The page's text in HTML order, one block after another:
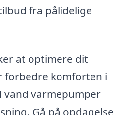
fra pålidelige
at optimere dit
forbedre komforten i
vand varmepumper
Gå på opdagelse